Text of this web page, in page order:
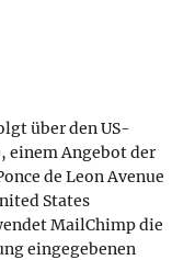
über den US-
einem Angebot der
de Leon Avenue
States
MailChimp die
eingegebenen